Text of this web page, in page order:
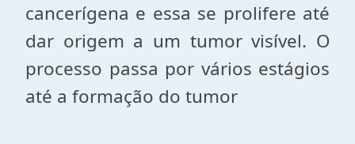
cancerígena e essa se prolifere até
dar origem a um tumor visível. O
processo passa por vários estágios
até a formação do tumor